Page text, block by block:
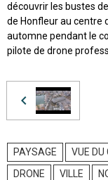
découvrir les bustes
de Honfleur au centre
automne pendant le
pilote de drone
PAYSAGE VUE DU
DRONE
VILLE